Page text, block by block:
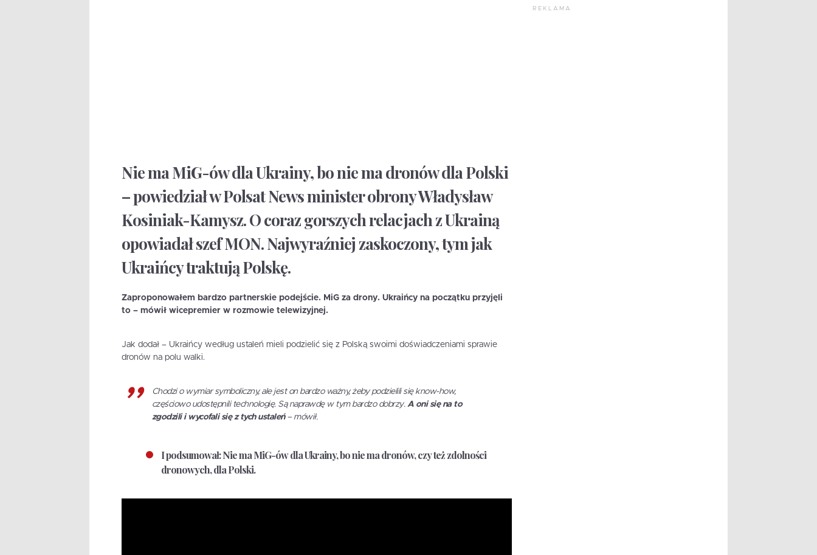
Nie ma MiG-ów dla Ukrainy, bo nie ma dronów dla Polski
– powiedział w Polsat News minister obrony Władysław
Kosiniak-Kamysz. O coraz gorszych relacjach z Ukrainą
opowiadał szef MON. Najwyraźniej zaskoczony, tym jak
Ukraińcy traktują Polskę.
Zaproponowałem bardzo partnerskie podejście. MiG za drony. Ukraińcy na początku przyjęli
to– mówił wicepremier w rozmowie telewizyjnej.
Jak dodał – Ukraińcy według ustaleń mieli podzielić się z Polską swoimi doświadczeniami sprawie
dronów na polu walki.
Chodzi o wymiar symboliczny, ale jest on bardzo ważny, żeby podzielili się know-how,
częściowo udostępnili technologię. Są naprawdę w tym bardzo dobrzy.A oni się na to
zgodzili i wycofali się z tych ustaleń– mówił.
I podsumował: Nie ma MiG-ów dla Ukrainy, bo nie ma dronów, czy też zdolności
dronowych, dla Polski.
REKLAMA